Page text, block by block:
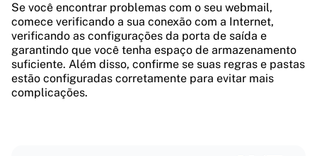
Se você encontrar problemas com o seu webmail,
comece verificando a sua conexão com a Internet,
verificando as configurações da porta de saída e
garantindo que você tenha espaço de armazenamento
suficiente. Além disso, confirme se suas regras e pastas
estão configuradas corretamente para evitar mais
complicações.